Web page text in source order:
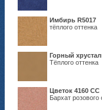
Имбирь R5017
тёплого оттенка
Горный
Тёплого оттенка
Цветок 4160 СС
Бархат розового